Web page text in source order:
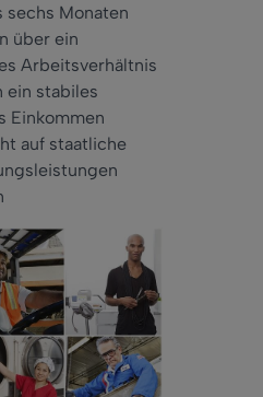
sechs Monaten
über ein
Arbeitsverhältnis
ein stabiles
Einkommen
auf staatliche